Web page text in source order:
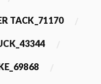
TACK_71170